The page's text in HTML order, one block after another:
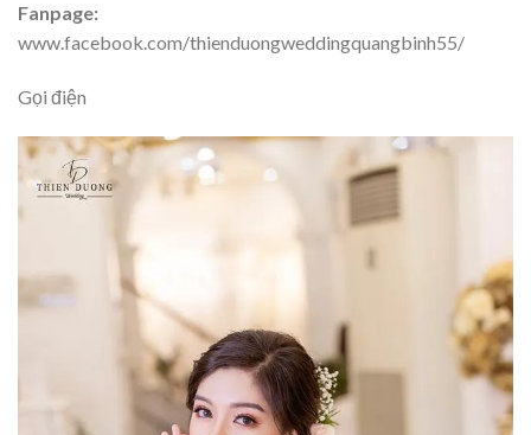
Fanpage:
www.facebook.com/thienduongweddingquangbinh55/
Gọi điện